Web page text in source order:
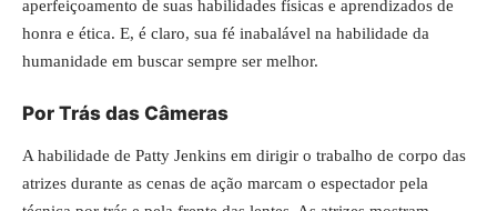
aperfeiçoamento de suas habilidades físicas e aprendizados de
honra e ética. E, é claro, sua fé inabalável na habilidade da
humanidade em buscar sempre ser melhor.
Por Trás das Câmeras
A habilidade de Patty Jenkins em dirigir o trabalho de corpo das
atrizes durante as cenas de ação marcam o espectador pela